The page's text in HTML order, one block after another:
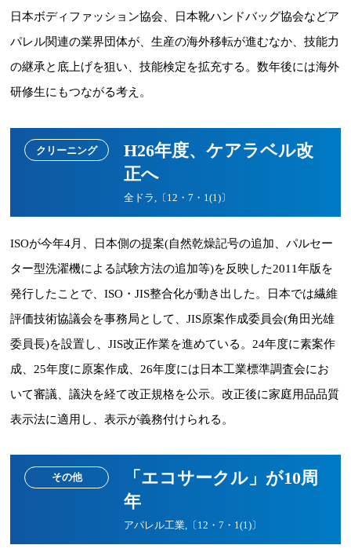
日本ボディファッション協会、日本靴ハンドバッグ協会などア
パレル関連の業界団体が、生産の海外移転が進むなか、技能力
の継承と底上げを狙い、技能検定を拡充する。数年後には海外
研修生にもつながる考え。
クリーニング
H26年度、ケアラベル改
正へ
全ドラ,〔12・7・1(1)〕
ISOが今年4月、日本側の提案(自然乾燥記号の追加、パルセー
ター型洗濯機による試験方法の追加等)を反映した2011年版を
発行したことで、ISO・JIS整合化が動き出した。日本では繊維
評価技術協議会を事務局として、JIS原案作成委員会(角田光雄
委員長)を設置し、JIS改正作業を進めている。24年度に素案作
成、25年度に原案作成、26年度には日本工業標準調査会にお
いて審議、議決を経て改正規格を公示。改正後に家庭用品品質
表示法に適用し、表示が義務付けられる。
その他
「エコサークル」が10周
年
アパレル工業,〔12・7・1(1)〕